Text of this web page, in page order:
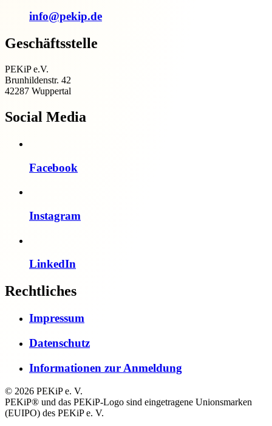
info@pekip.de
Geschäftsstelle
PEKiP e.V.
Brunhildenstr. 42
42287 Wuppertal
Social Media
Facebook
Instagram
LinkedIn
Rechtliches
Impressum
Datenschutz
Informationen zur Anmeldung
© 2026 PEKiP e. V.
PEKiP® und das PEKiP-Logo sind eingetragene Unionsmarken
(EUIPO) des PEKiP e. V.